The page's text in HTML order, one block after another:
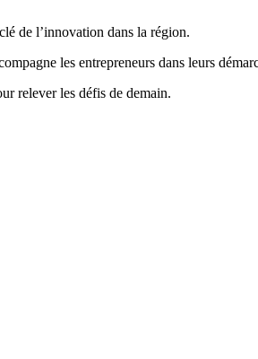
de l’innovation dans la région.
les entrepreneurs dans leurs
relever les défis de demain.